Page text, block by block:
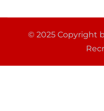
© 2025 Copyright